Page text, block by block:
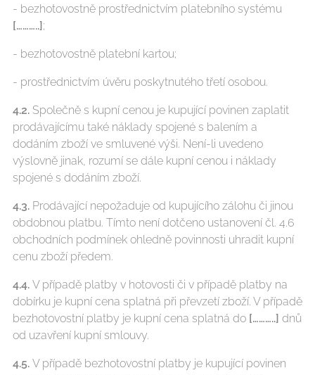
- bezhotovostně prostřednictvím platebního systému
[………..];
- bezhotovostně platební kartou;
- prostřednictvím úvěru poskytnutého třetí osobou.
4.2. Společně s kupní cenou je kupující povinen zaplatit
prodávajícímu také náklady spojené s balením a
dodáním zboží ve smluvené výši. Není-li uvedeno
výslovně jinak, rozumí se dále kupní cenou i náklady
spojené s dodáním zboží.
4.3. Prodávající nepožaduje od kupujícího zálohu či jinou
obdobnou platbu. Tímto není dotčeno ustanovení čl. 4.6
obchodních podmínek ohledně povinnosti uhradit kupní
cenu zboží předem.
4.4. V případě platby v hotovosti či v případě platby na
dobírku je kupní cena splatná při převzetí zboží. V případě
bezhotovostní platby je kupní cena splatná do [………..] dnů
od uzavření kupní smlouvy.
4.5. V případě bezhotovostní platby je kupující povinen